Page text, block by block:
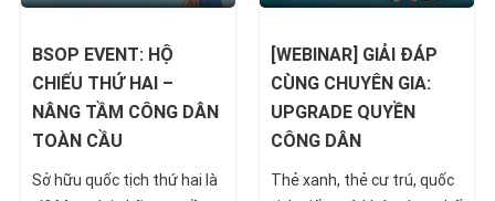
BSOP EVENT: HỘ
CHIẾU THỨ HAI –
NÂNG TẦM CÔNG DÂN
TOÀN CẦU
Sở hữu quốc tịch thứ hai là
[WEBINAR] GIẢI ĐÁP
CÙNG CHUYÊN GIA:
UPGRADE QUYỀN
CÔNG DÂN
Thẻ xanh, thẻ cư trú, quốc